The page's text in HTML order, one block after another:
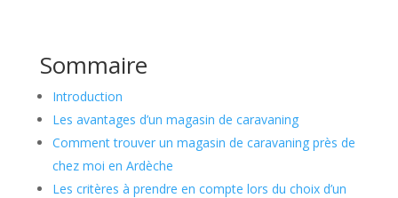
Sommaire
Introduction
Les avantages d’un magasin de caravaning
Comment trouver un magasin de caravaning près de
chez moi en Ardèche
Les critères à prendre en compte lors du choix d’un